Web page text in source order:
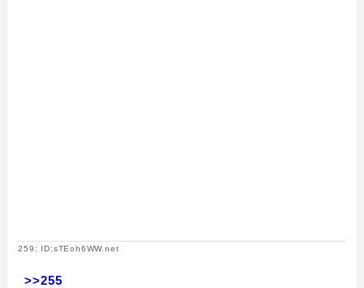
259: ID:sTEoh6WW.net
>>255